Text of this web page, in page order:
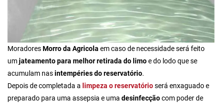
MoradoresMorro da Agricola em caso de necessidade será feito
umjateamento para melhor retirada do limoe do lodo que se
acumulam nasintempéries do reservatório.
Depois de completada a limpeza o reservatórioserá enxaguado e
preparado para uma assepsia e uma desinfecçãocom poder de